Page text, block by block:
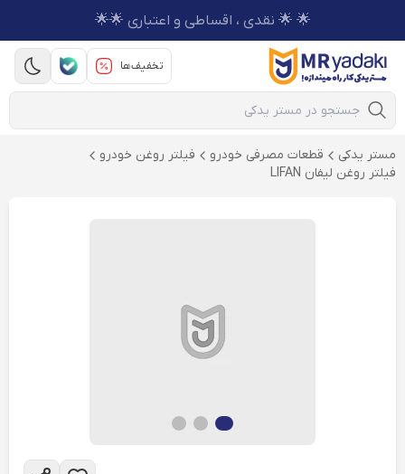
🌟 🌟 نقدی ، اقساطی و اعتباری 🌟🌟
تخفیف‌ها
Mobile Search
مستر یدکی قطعات مصرفی خودرو
فیلتر روغن خودرو
فیلتر روغن لیفان LIFAN